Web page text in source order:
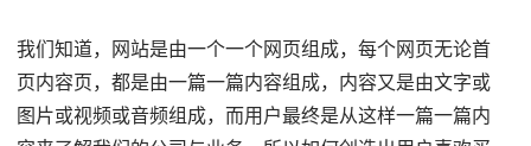
我们知道，网站是由一个一个网页组成，每个网页无论首
页内容页，都是由一篇一篇内容组成，内容又是由文字或
图片或视频或音频组成，而用户最终是从这样一篇一篇内